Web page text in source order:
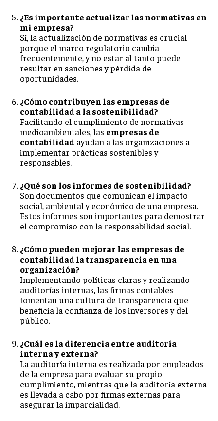
¿Es importante actualizar las normativas en
mi empresa?
Sí, la actualización de normativas es crucial
porque el marco regulatorio cambia
frecuentemente, y no estar al tanto puede
resultar en sanciones y pérdida de
oportunidades.
¿Cómo contribuyen las empresas de
contabilidad a la sostenibilidad?
Facilitando el cumplimiento de normativas
medioambientales, las empresas de
contabilidad ayudan a las organizaciones a
implementar prácticas sostenibles y
responsables.
¿Qué son los informes de sostenibilidad?
Son documentos que comunican el impacto
social, ambiental y económico de una empresa.
Estos informes son importantes para demostrar
el compromiso con la responsabilidad social.
¿Cómo pueden mejorar las empresas de
contabilidad la transparencia en una
organización?
Implementando políticas claras y realizando
auditorías internas, las firmas contables
fomentan una cultura de transparencia que
beneficia la confianza de los inversores y del
público.
¿Cuál es la diferencia entre auditoría
interna y externa?
La auditoría interna es realizada por empleados
de la empresa para evaluar su propio
cumplimiento, mientras que la auditoría externa
es llevada a cabo por firmas externas para
asegurar la imparcialidad.